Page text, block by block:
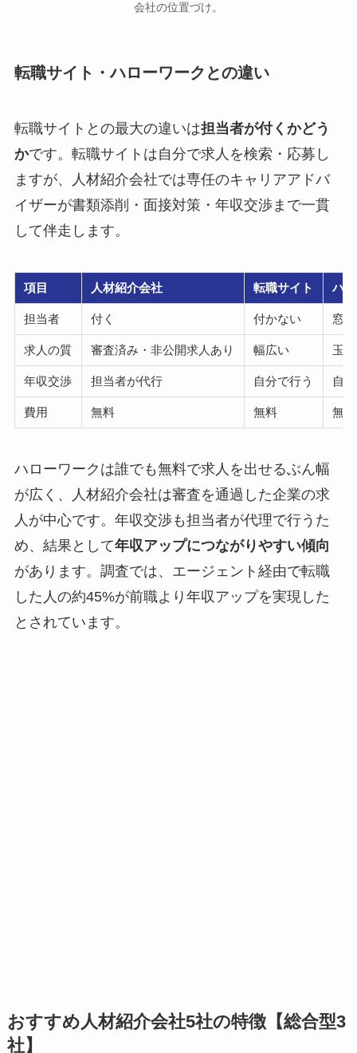
会社の位置づけ。
転職サイト・ハローワークとの違い
転職サイトとの最大の違いは担当者が付くかどう
かです。転職サイトは自分で求人を検索・応募し
ますが、人材紹介会社では専任のキャリアアドバ
イザーが書類添削・面接対策・年収交渉まで一貫
して伴走します。
項目 人材紹介会社 転職サイト ハ
担当者 付く 付かない 窓
求人の質 審査済み・非公開求人あり 幅広い 玉
年収交渉 担当者が代行 自分で行う 自
費用 無料 無料 無料
ハローワークは誰でも無料で求人を出せるぶん幅
が広く、人材紹介会社は審査を通過した企業の求
人が中心です。年収交渉も担当者が代理で行うた
め、結果として年収アップにつながりやすい傾向
があります。調査では、エージェント経由で転職
した人の約45%が前職より年収アップを実現した
とされています。
おすすめ人材紹介会社5社の特徴【総合型3
社】